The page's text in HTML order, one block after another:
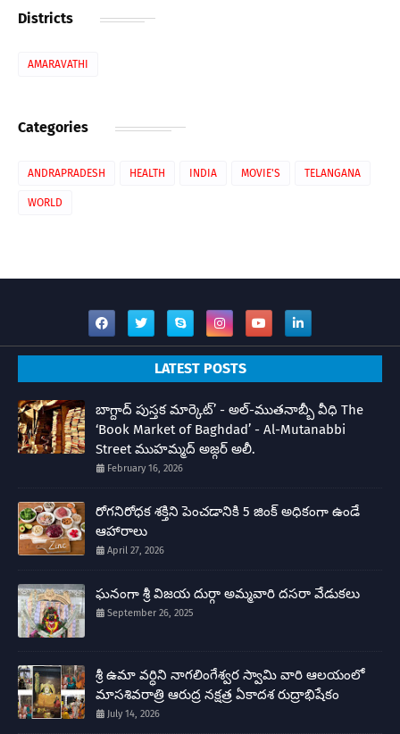
Districts
AMARAVATHI
Categories
ANDRAPRADESH HEALTH INDIA MOVIE'S TELANGANA
WORLD
LATEST POSTS
బాగ్దాద్ పుస్తక మార్కెట్’ - అల్-ముతనాబ్బీ వీధి The
‘Book Market of Baghdad’ - Al-Mutanabbi
Street ముహమ్మద్ అజ్గర్ అలీ.
February 16, 2026
రోగనిరోధక శక్తిని పెంచడానికి 5 జింక్ అధికంగా ఉండే
ఆహారాలు
April 27, 2026
ఘనంగా శ్రీ విజయ దుర్గా అమ్మవారి దసరా వేడుకలు
September 26, 2025
శ్రీ ఉమా వర్ధిని నాగలింగేశ్వర స్వామి వారి ఆలయంలో
మాసశివరాత్రి ఆరుద్ర నక్షత్ర ఏకాదశ రుద్రాభిషేకం
July 14, 2026